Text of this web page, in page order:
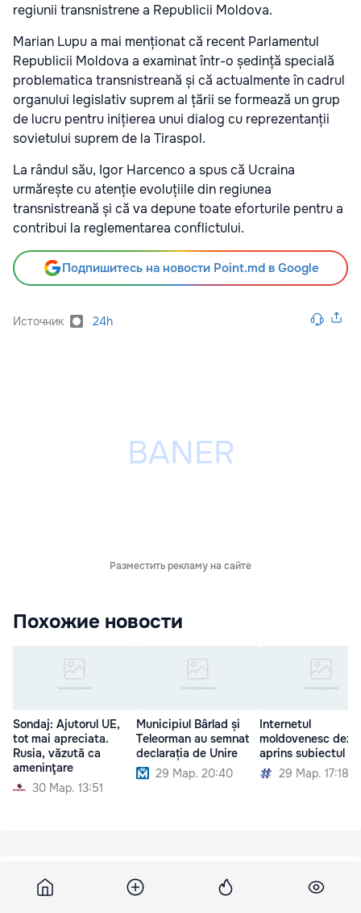
regiunii transnistrene a Republicii Moldova.
Marian Lupu a mai menționat că recent Parlamentul
Republicii Moldova a examinat într-o ședință specială
problematica transnistreană și că actualmente în cadrul
organului legislativ suprem al țării se formează un grup
de lucru pentru inițierea unui dialog cu reprezentanții
sovietului suprem de la Tiraspol.
La rândul său, Igor Harcenco a spus că Ucraina
urmărește cu atenție evoluțiile din regiunea
transnistreană și că va depune toate eforturile pentru a
contribui la reglementarea conflictului.
Подпишитесь на новости Point.md в Google
Источник 24h
Разместить рекламу на сайте
Похожие новости
Sondaj: Ajutorul UE,
tot mai apreciata.
Rusia, văzută ca
ameninţare
30 Мар. 13:51
Municipiul Bârlad și
Teleorman au semnat
declarația de Unire
29 Мар. 20:40
Internetul
moldovenesc
aprins subiectul
29 Мар. 17:18
Власти Молдовы считают, что